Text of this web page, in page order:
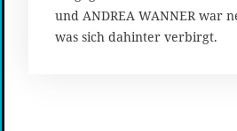
t
2
und ANDREA WANNER war
was sich dahinter verbirgt.